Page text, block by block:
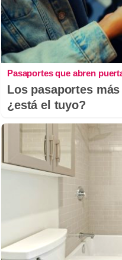
Pasaportes que abren
Los pasaportes
¿está el tuyo?